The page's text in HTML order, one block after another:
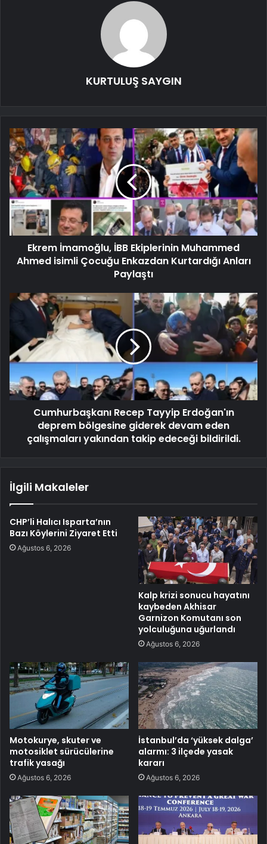
KURTULUŞ SAYGIN
Ekrem İmamoğlu, İBB Ekiplerinin Muhammed
Ahmed isimli Çocuğu Enkazdan Kurtardığı Anları
Paylaştı
Cumhurbaşkanı Recep Tayyip Erdoğan'ın
deprem bölgesine giderek devam eden
çalışmaları yakından takip edeceği bildirildi.
İlgili Makaleler
CHP’li Halıcı Isparta’nın
Bazı Köylerini Ziyaret Etti
Ağustos 6, 2026
Kalp krizi sonucu hayatını
kaybeden Akhisar
Garnizon Komutanı son
yolculuğuna uğurlandı
Ağustos 6, 2026
Motokurye, skuter ve
motosiklet sürücülerine
trafik yasağı
Ağustos 6, 2026
İstanbul’da ‘yüksek dalga’
alarmı: 3 ilçede yasak
kararı
Ağustos 6, 2026